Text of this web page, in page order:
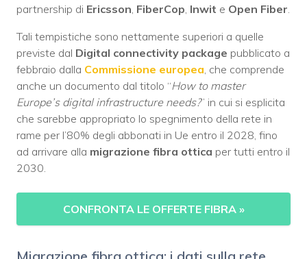
partnership di Ericsson, FiberCop, Inwit e Open Fiber.
Tali tempistiche sono nettamente superiori a quelle
previste dal Digital connectivity package pubblicato a
febbraio dalla Commissione europea, che comprende
anche un documento dal titolo “How to master
Europe’s digital infrastructure needs?” in cui si esplicita
che sarebbe appropriato lo spegnimento della rete in
rame per l’80% degli abbonati in Ue entro il 2028, fino
ad arrivare alla migrazione fibra ottica per tutti entro il
2030.
CONFRONTA LE OFFERTE FIBRA »